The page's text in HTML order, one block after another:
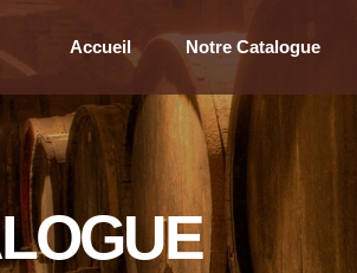
Accueil Notre Catalogue